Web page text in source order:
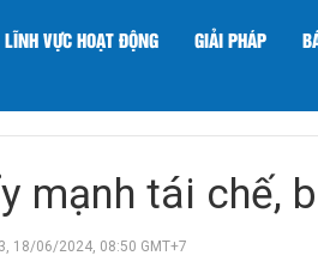
LĨNH VỰC HOẠT ĐỘNG GIẢI PHÁP
mạnh tái chế,
18/06/2024, 08:50 GMT+7